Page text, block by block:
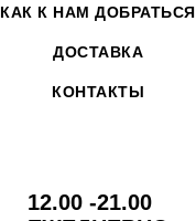
КАК К НАМ ДОБРАТЬСЯ
ДОСТАВКА
КОНТАКТЫ
12.00 -21.00